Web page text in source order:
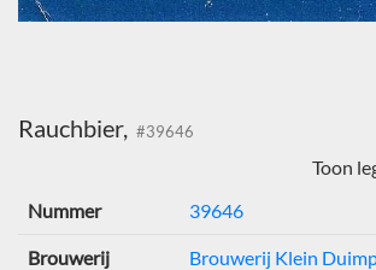
Rauchbier, #39646
Toon
Nummer
39646
Brouwerij Brouwerij Klein